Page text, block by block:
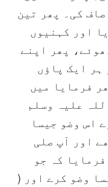
کی۔ پھر تین
اور کہنیوں
پھر اپنے
ہر ایک پاؤں
فرمایا میں
علیہ وسلم
اس وضو جیسا
اور آپ صلی
کہ جو
وضو کرے اور (